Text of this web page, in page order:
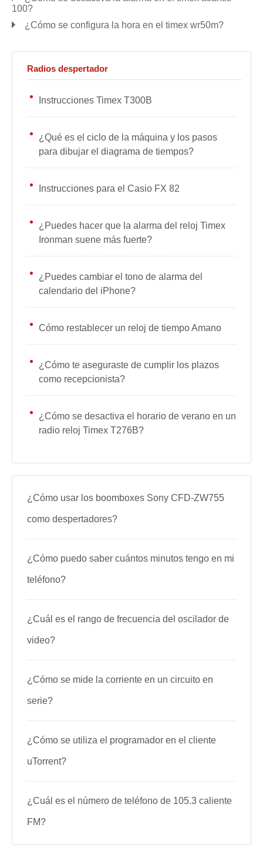
100?
¿Cómo se configura la hora en el timex wr50m?
Radios despertador
Instrucciones Timex T300B
¿Qué es el ciclo de la máquina y los pasos
para dibujar el diagrama de tiempos?
Instrucciones para el Casio FX 82
¿Puedes hacer que la alarma del reloj Timex
Ironman suene más fuerte?
¿Puedes cambiar el tono de alarma del
calendario del iPhone?
Cómo restablecer un reloj de tiempo Amano
¿Cómo te aseguraste de cumplir los plazos
como recepcionista?
¿Cómo se desactiva el horario de verano en un
radio reloj Timex T276B?
¿Cómo usar los boomboxes Sony CFD-ZW755
como despertadores?
¿Cómo puedo saber cuántos minutos tengo en mi
teléfono?
¿Cuál es el rango de frecuencia del oscilador de
video?
¿Cómo se mide la corriente en un circuito en
serie?
¿Cómo se utiliza el programador en el cliente
uTorrent?
¿Cuál es el número de teléfono de 105.3 caliente
FM?